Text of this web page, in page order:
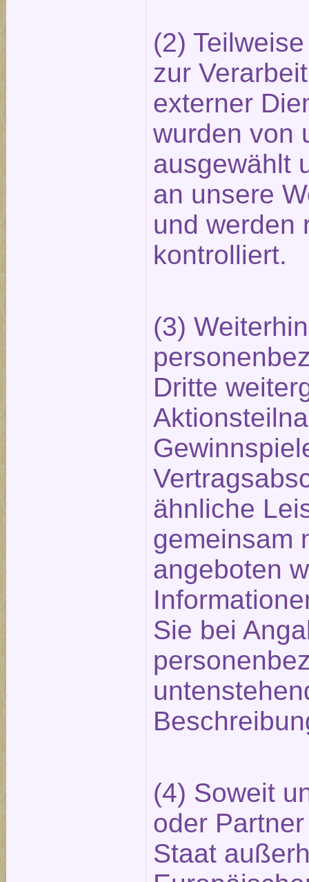
(2)
zur
externer
wurden von
ausgewählt
an unsere
und werden
kontrolliert.
(3)
Dritte
ähnliche
gemeinsam
angeboten
Sie bei
(4) Soweit
oder
Staat